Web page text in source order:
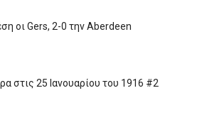
οι Gers, 2-0 την Aberdeen
στις 25 Ιανουαρίου του 1916 #2